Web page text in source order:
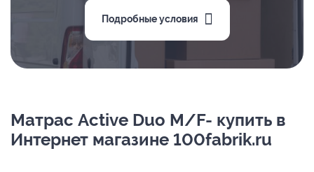
Подробные условия
Матрас Active Duo M/F- купить в
Интернет магазине 100fabrik.ru